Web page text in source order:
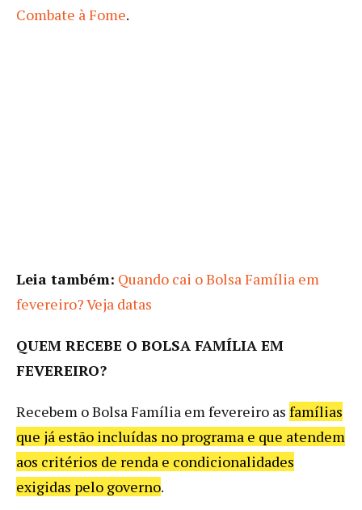
Combate à Fome.
Leia também: Quando cai o Bolsa Família em
fevereiro? Veja datas
QUEM RECEBE O BOLSA FAMÍLIA EM
FEVEREIRO?
Recebem o Bolsa Família em fevereiro as famílias
que já estão incluídas no programa e que atendem
aos critérios de renda e condicionalidades
exigidas pelo governo.